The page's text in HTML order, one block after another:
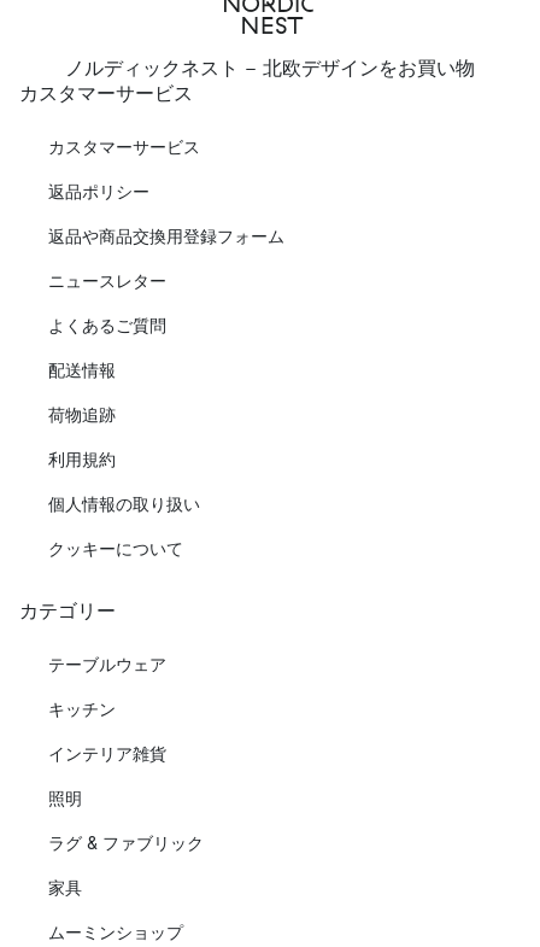
ノルディックネスト - 北欧デザインをお買い物
カスタマーサービス
カスタマーサービス
返品ポリシー
返品や商品交換用登録フォーム
ニュースレター
よくあるご質問
配送情報
荷物追跡
利用規約
個人情報の取り扱い
クッキーについて
カテゴリー
テーブルウェア
キッチン
インテリア雑貨
照明
ラグ & ファブリック
家具
ムーミンショップ